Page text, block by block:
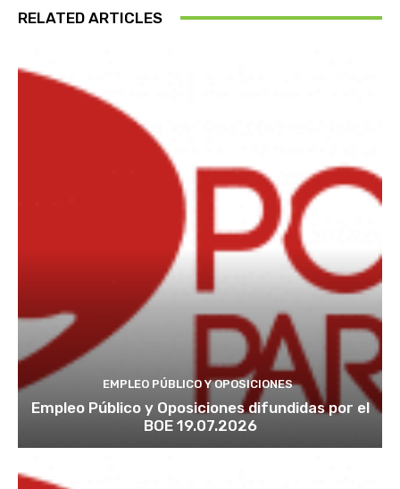
RELATED ARTICLES
EMPLEO PÚBLICO Y OPOSICIONES
Empleo Público y Oposiciones difundidas por el
BOE 19.07.2026